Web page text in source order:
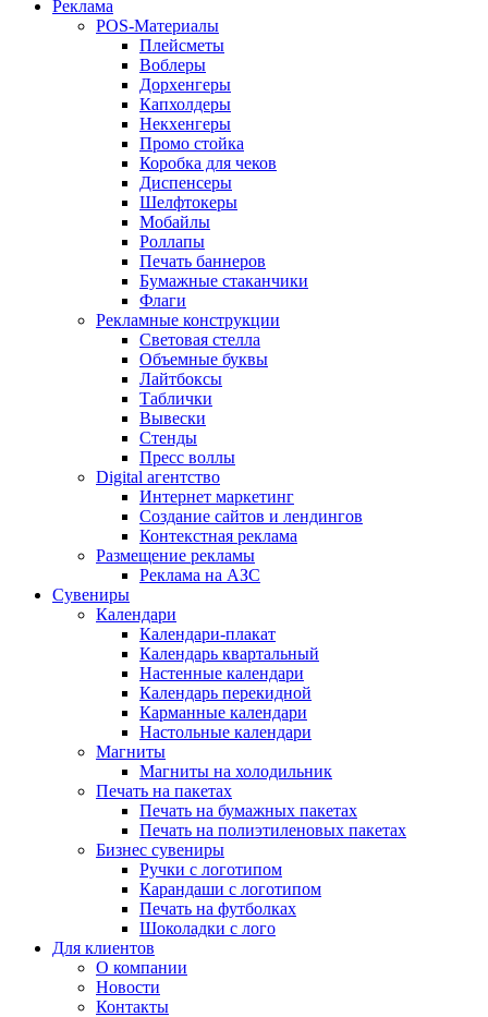
Реклама
POS-Материалы
Плейсметы
Воблеры
Дорхенгеры
Капхолдеры
Некхенгеры
Промо стойка
Коробка для чеков
Диспенсеры
Шелфтокеры
Мобайлы
Роллапы
Печать баннеров
Бумажные стаканчики
Флаги
Рекламные конструкции
Световая стелла
Объемные буквы
Лайтбоксы
Таблички
Вывески
Стенды
Пресс воллы
Digital агентство
Интернет маркетинг
Создание сайтов и лендингов
Контекстная реклама
Размещение рекламы
Реклама на АЗС
Сувениры
Календари
Календари-плакат
Календарь квартальный
Настенные календари
Календарь перекидной
Карманные календари
Настольные календари
Магниты
Магниты на холодильник
Печать на пакетах
Печать на бумажных пакетах
Печать на полиэтиленовых пакетах
Бизнес сувениры
Ручки с логотипом
Карандаши с логотипом
Печать на футболках
Шоколадки с лого
Для клиентов
О компании
Новости
Контакты